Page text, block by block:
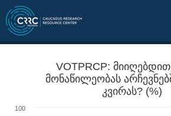
VOTPRCP:
მონაწილეობას
კვირას? (%)
100